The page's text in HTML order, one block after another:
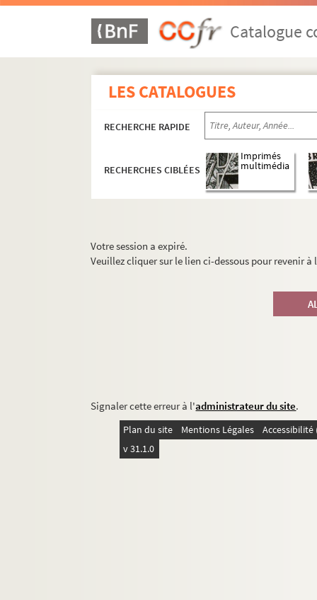
Catalogue
LES CATALOGUES
RECHERCHE RAPIDE
RECHERCHES CIBLÉES
Imprimés
multimédia
Votre session a expiré.
Veuillez cliquer sur le lien ci-dessous pour revenir
Signaler cette erreur à l'administrateur du site.
Plan du site Mentions Légales
v 31.1.0